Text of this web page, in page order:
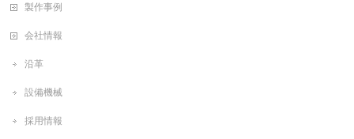
製作事例
会社情報
沿革
設備機械
採用情報